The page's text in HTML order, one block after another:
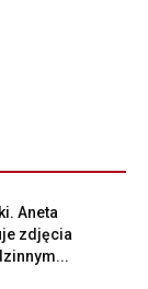
Aneta
zdjęcia